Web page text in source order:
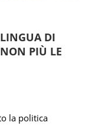
DI
PIÙ LE
la politica